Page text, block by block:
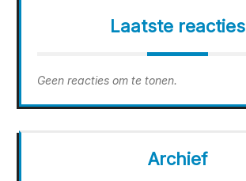
Laatste reacties
Geen reacties om te tonen.
Archief